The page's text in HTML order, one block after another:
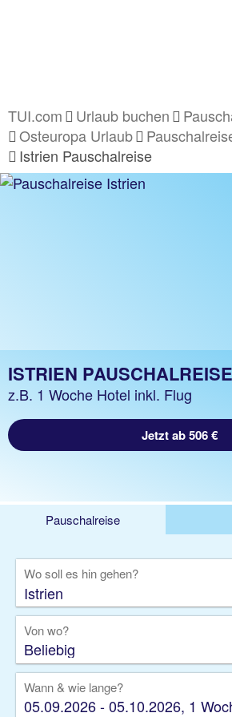
TUI.com Urlaub buchen
Osteuropa Urlaub
Istrien Pauschalreise
ISTRIEN PAUSCHALREISE
z.B. 1 Woche Hotel inkl. Flug
Jetzt ab 506 €
Pauschalreise
Kreuzfahrten
Rundreisen
Privattransfer
Zusatzleistungen
Wo soll es hin gehen?
Von wo?
Beliebig
Wann & wie lange?
05.09.2026 - 05.10.2026, 1